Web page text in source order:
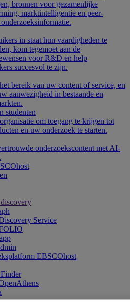
bronnen voor gezamenlijke
marktintelligentie en peer-
in staat hun vaardigheden te
kom tegemoet aan de
voor R&D en help
succesvol te zijn.
bereik van uw content of service, en
aanwezigheid in bestaande en
studenten
om toegang te krijgen tot
en uw onderzoek te starten.
onderzoekscontent met AI-
Service
EBSCOhost